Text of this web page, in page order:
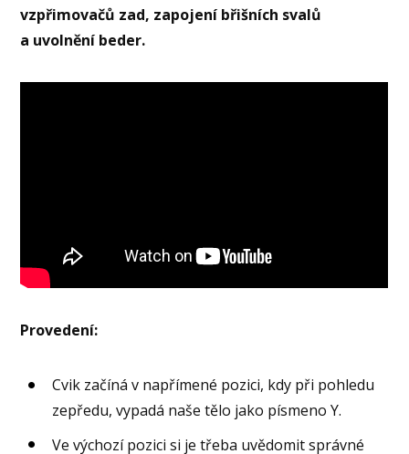
vzpřimovačů zad, zapojení břišních svalů
a uvolnění beder.
Provedení:
Cvik začíná v napřímené pozici, kdy při pohledu
zepředu, vypadá naše tělo jako písmeno Y.
Ve výchozí pozici si je třeba uvědomit správné